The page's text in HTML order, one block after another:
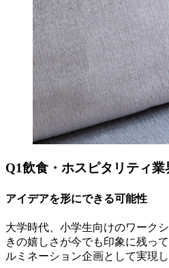
Q1飲食・ホスピタリティ
アイデアを形にできる可能性
大学時代、小学生向けのワーク
きの嬉しさが今でも印象に残っ
ルミネーション企画として実現